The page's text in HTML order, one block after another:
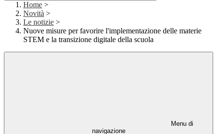
Home >
Novità >
Le notizie >
Nuove misure per favorire l'implementazione delle materie
STEM e la transizione digitale della scuola
Menu di
navigazione